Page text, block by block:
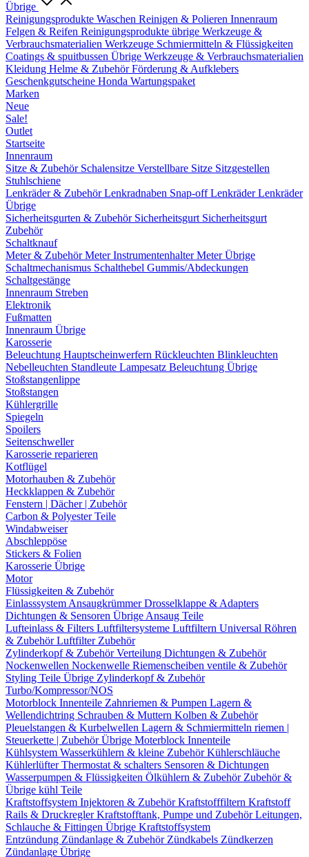
Übrige
Reinigungsprodukte Waschen Reinigen & Polieren Innenraum
Felgen & Reifen Reinigungsprodukte übrige Werkzeuge &
Verbrauchsmaterialien Werkzeuge Schmiermitteln & Flüssigkeiten
Coatings & spuitbussen Übrige Werkzeuge & Verbrauchsmaterialien
Kleidung Helme & ZubehörFörderung & Aufklebers
Geschenkgutscheine Honda Wartungspaket
Marken
Neue
Sale!
Outlet
Startseite
Innenraum
Sitze & Zubehör Schalensitze Verstellbare Sitze Sitzgestellen
Stuhlschiene
Lenkräder & ZubehörLenkradnaben Snap-offLenkräderLenkräder
Übrige
Sicherheitsgurten & Zubehör Sicherheitsgurt Sicherheitsgurt
Zubehör
Schaltknauf
Meter & ZubehörMeterInstrumentenhalterMeter Übrige
Schaltmechanismus Schalthebel Gummis/Abdeckungen
Schaltgestänge
Innenraum Streben
Elektronik
Fußmatten
Innenraum Übrige
Karosserie
Beleuchtung Hauptscheinwerfern Rückleuchten Blinkleuchten
Nebelleuchten Standleute Lampesatz Beleuchtung Übrige
Stoßstangenlippe
Stoßstangen
Kühlergrille
Spiegeln
Spoilers
Seitenschweller
Karosserie reparieren
Kotflügel
Motorhauben & Zubehör
Heckklappen & Zubehör
Fenstern | Dächer | Zubehör
Carbon & Polyester Teile
Windabweiser
Abschleppöse
Stickers & Folien
Karosserie Übrige
Motor
Flüssigkeiten & Zubehör
Einlasssystem AnsaugkrümmerDrosselklappe & Adapters
Dichtungen & Sensoren Übrige Ansaug Teile
Lufteinlass & Filters Luftfiltersysteme Luftfiltern Universal Röhren
& ZubehörLuftfilter Zubehör
Zylinderkopf & ZubehörVerteilung Dichtungen & Zubehör
Nockenwellen Nockenwelle Riemenscheiben ventile & Zubehör
Styling Teile Übrige Zylinderkopf & Zubehör
Turbo/Kompressor/NOS
Motorblock Innenteile Zahnriemen & Pumpen Lagern &
Wellendichtring Schrauben & Muttern Kolben & Zubehör
Pleuelstangen & Kurbelwellen Lagern & Schmiermitteln riemen |
Steuerkette | ZubehörÜbrige Moterblock Innenteile
Kühlsystem Wasserkühlern & kleine ZubehörKühlerschläuche
KühlerlüfterThermostat & schalters Sensoren & Dichtungen
Wasserpumpen & Flüssigkeiten Ölkühlern & Zubehör Zubehör &
Übrige kühl Teile
Kraftstoffsystem Injektoren & ZubehörKraftstofffiltern Kraftstoff
Rails & DruckreglerKraftstofftank, Pumpe und ZubehörLeitungen,
Schlauche & Fittingen Übrige Kraftstoffsystem
Entzündung Zündanlage & Zubehör Zündkabels Zündkerzen
Zündanlage Übrige